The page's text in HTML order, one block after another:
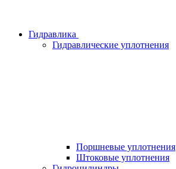
Гидравлика
Гидравлические уплотнения
Поршневые уплотнения
Штоковые уплотнения